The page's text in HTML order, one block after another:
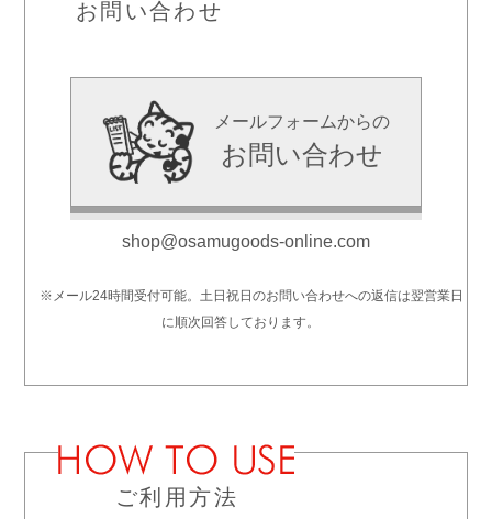
お問い合わせ
メールフォームからの
お問い合わせ
shop@osamugoods-online.com
※メール24時間受付可能。土日祝日のお問い合わせへの返信は翌営業日
に順次回答しております。
ご利用方法